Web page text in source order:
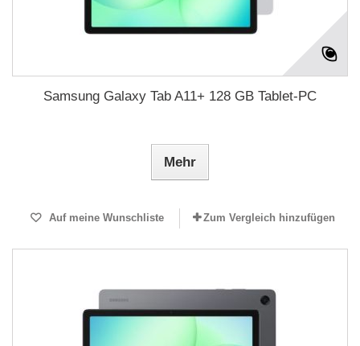
Samsung Galaxy Tab A11+ 128 GB Tablet-PC
Mehr
Auf meine Wunschliste Zum Vergleich hinzufügen